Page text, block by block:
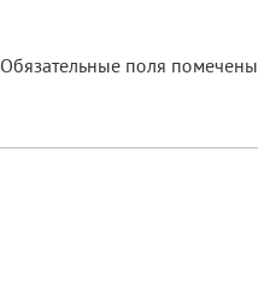
Обязательные поля помечены